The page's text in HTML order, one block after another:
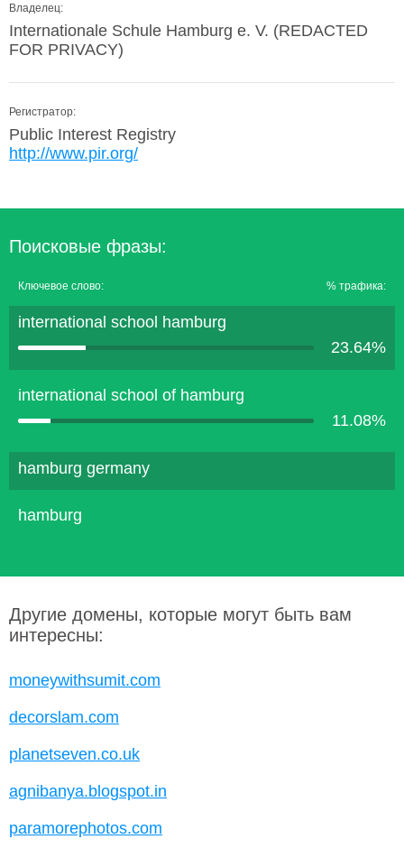
Владелец:
Internationale Schule Hamburg e. V. (REDACTED
FOR PRIVACY)
Регистратор:
Public Interest Registry
http://www.pir.org/
Поисковые фразы:
Ключевое слово: % трафика:
international school hamburg
23.64%
international school of hamburg
11.08%
hamburg germany
hamburg
Другие домены, которые могут быть вам
интересны:
moneywithsumit.com
decorslam.com
planetseven.co.uk
agnibanya.blogspot.in
paramorephotos.com